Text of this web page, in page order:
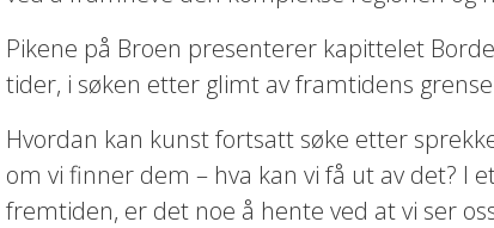
Pikene på Broen presenterer kapittelet
tider, i søken etter glimt av framtidens
Hvordan kan kunst fortsatt søke etter
om vi finner dem – hva kan vi få ut av det? I
fremtiden, er det noe å hente ved at vi ser